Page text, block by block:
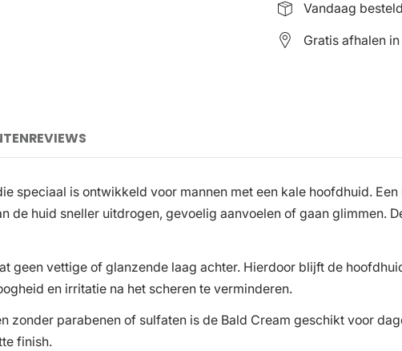
Vandaag
Gratis afhalen
REVIEWS
speciaal is ontwikkeld voor mannen met een kale hoofdhuid.
de huid sneller uitdrogen, gevoelig aanvoelen of gaan glimmen.
geen vettige of glanzende laag achter. Hierdoor blijft de
en irritatie na het scheren te verminderen.
zonder parabenen of sulfaten is de Bald Cream geschikt voor
finish.